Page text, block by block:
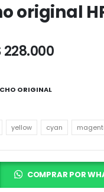
original
228.000
ORIGINAL
yellow cyan
COMPRAR POR